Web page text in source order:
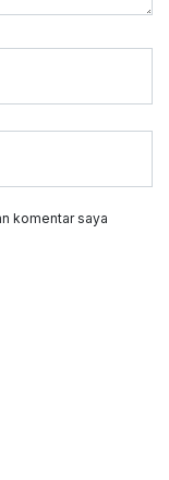
komentar saya